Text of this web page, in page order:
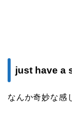
just have a
なんか奇妙な感